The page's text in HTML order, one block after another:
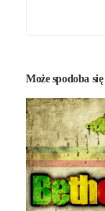
Może spodoba